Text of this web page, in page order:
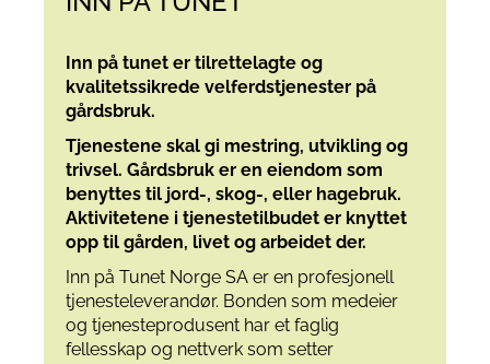
Inn på tunet er tilrettelagte og
kvalitetssikrede velferdstjenester på
gårdsbruk.
Tjenestene skal gi mestring, utvikling og
trivsel. Gårdsbruk er en eiendom som
benyttes til jord-, skog-, eller hagebruk.
Aktivitetene i tjenestetilbudet er knyttet
opp tilgården, livet og arbeidet der.
Inn på Tunet Norge SA er en profesjonell
tjenesteleverandør. Bonden som medeier
og tjenesteprodusent har et faglig
fellesskap og nettverk som setter